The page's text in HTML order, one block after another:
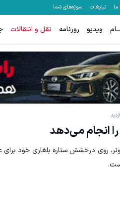
تبلیغات سوژه‌های شما
ویدیو روزنامه نقل و انتقالات
را انجام می‌دهد
روی درخشش ستاره بلغاری خود برای